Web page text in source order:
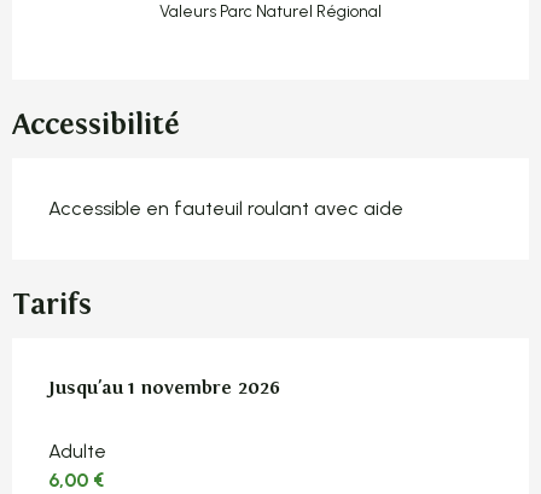
Valeurs Parc Naturel Régional
Accessibilité
Accessible en fauteuil roulant avec aide
Tarifs
Du23 mars 2026au1 novembre 2026
Jusqu'au 1 novembre 2026
Adulte
6,00 €